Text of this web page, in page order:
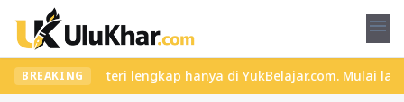
menu
BREAKING
dan materi lengkap hanya di YukBelajar.com. Mulai